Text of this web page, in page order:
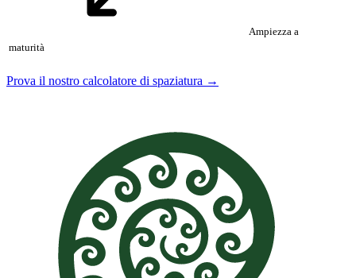
Ampiezza a
maturità
Prova il nostro calcolatore di spaziatura →